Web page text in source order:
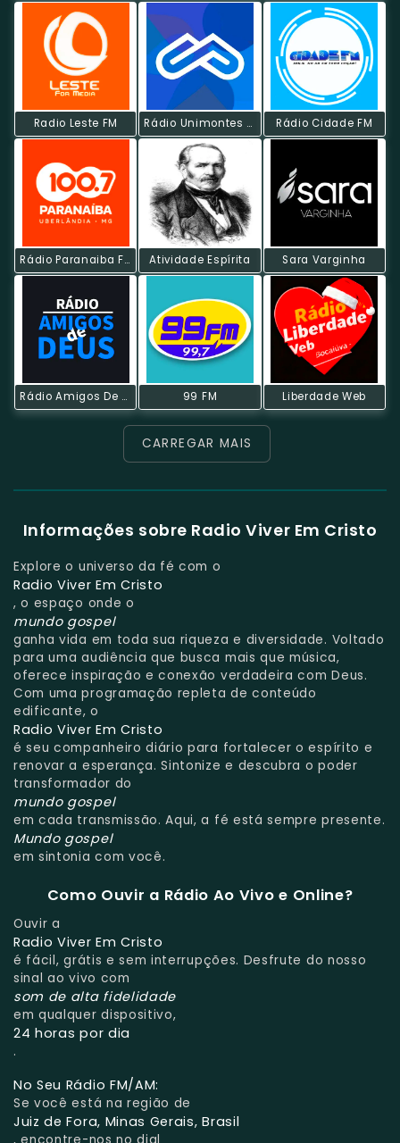
Radio Leste FM Rádio Unimontes FM Rádio Cidade FM
Rádio Paranaiba FM Atividade Espírita Sara Varginha
Rádio Amigos De Deus 99 FM Liberdade Web
CARREGAR MAIS
Informações sobre Radio Viver Em Cristo
Explore o universo da fé com o
Radio Viver Em Cristo
, o espaço onde o
mundo gospel
ganha vida em toda sua riqueza e diversidade. Voltado
para uma audiência que busca mais que música,
oferece inspiração e conexão verdadeira com Deus.
Com uma programação repleta de conteúdo
edificante, o
Radio Viver Em Cristo
é seu companheiro diário para fortalecer o espírito e
renovar a esperança. Sintonize e descubra o poder
transformador do
mundo gospel
em cada transmissão. Aqui, a fé está sempre presente.
Mundo gospel
em sintonia com você.
Como Ouvir a Rádio Ao Vivo e Online?
Ouvir a
Radio Viver Em Cristo
é fácil, grátis e sem interrupções. Desfrute do nosso
sinal ao vivo com
som de alta fidelidade
em qualquer dispositivo,
24 horas por dia
.
No Seu Rádio FM/AM:
Se você está na região de
Juiz de Fora, Minas Gerais, Brasil